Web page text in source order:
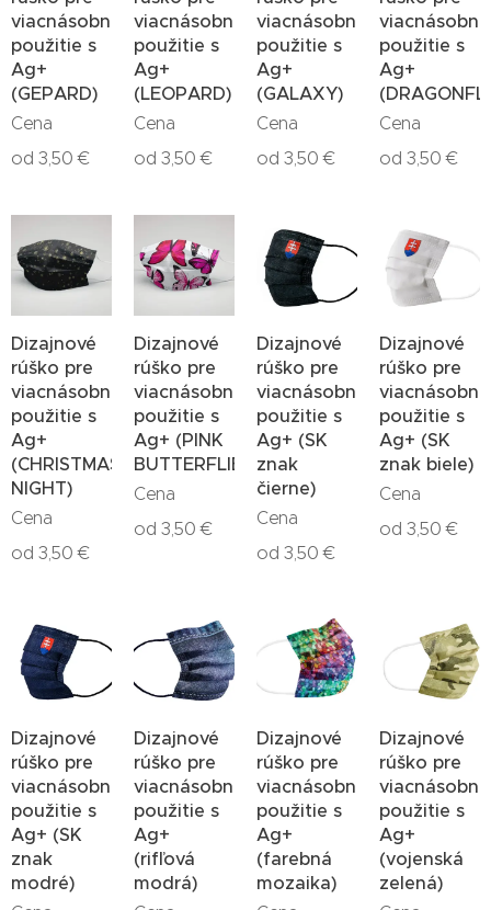
viacnásobné
použitie s
Ag+
(GEPARD)
Cena
od3,50 €
viacnásobné
použitie s
Ag+
(LEOPARD)
Cena
od3,50 €
viacnásobné
použitie s
Ag+
(GALAXY)
Cena
od3,50 €
viacnásobné
použitie s
Ag+
Cena
od3,50 €
Dizajnové
rúško pre
viacnásobné
použitie s
Ag+
(CHRISTMAS
NIGHT)
Cena
od3,50 €
Dizajnové
rúško pre
viacnásobné
použitie s
Ag+ (PINK
BUTTERFLIES)
Cena
od3,50 €
Dizajnové
rúško pre
viacnásobné
použitie s
Ag+ (SK
znak
čierne)
Cena
od3,50 €
Dizajnové
rúško pre
viacnásobné
použitie s
Ag+ (SK
znak biele)
Cena
od3,50 €
Dizajnové
rúško pre
viacnásobné
použitie s
Ag+ (SK
znak
modré)
Dizajnové
rúško pre
viacnásobné
použitie s
Ag+
(rifľová
modrá)
Dizajnové
rúško pre
viacnásobné
použitie s
Ag+
(farebná
mozaika)
Dizajnové
rúško pre
viacnásobné
použitie s
Ag+
(vojenská
zelená)